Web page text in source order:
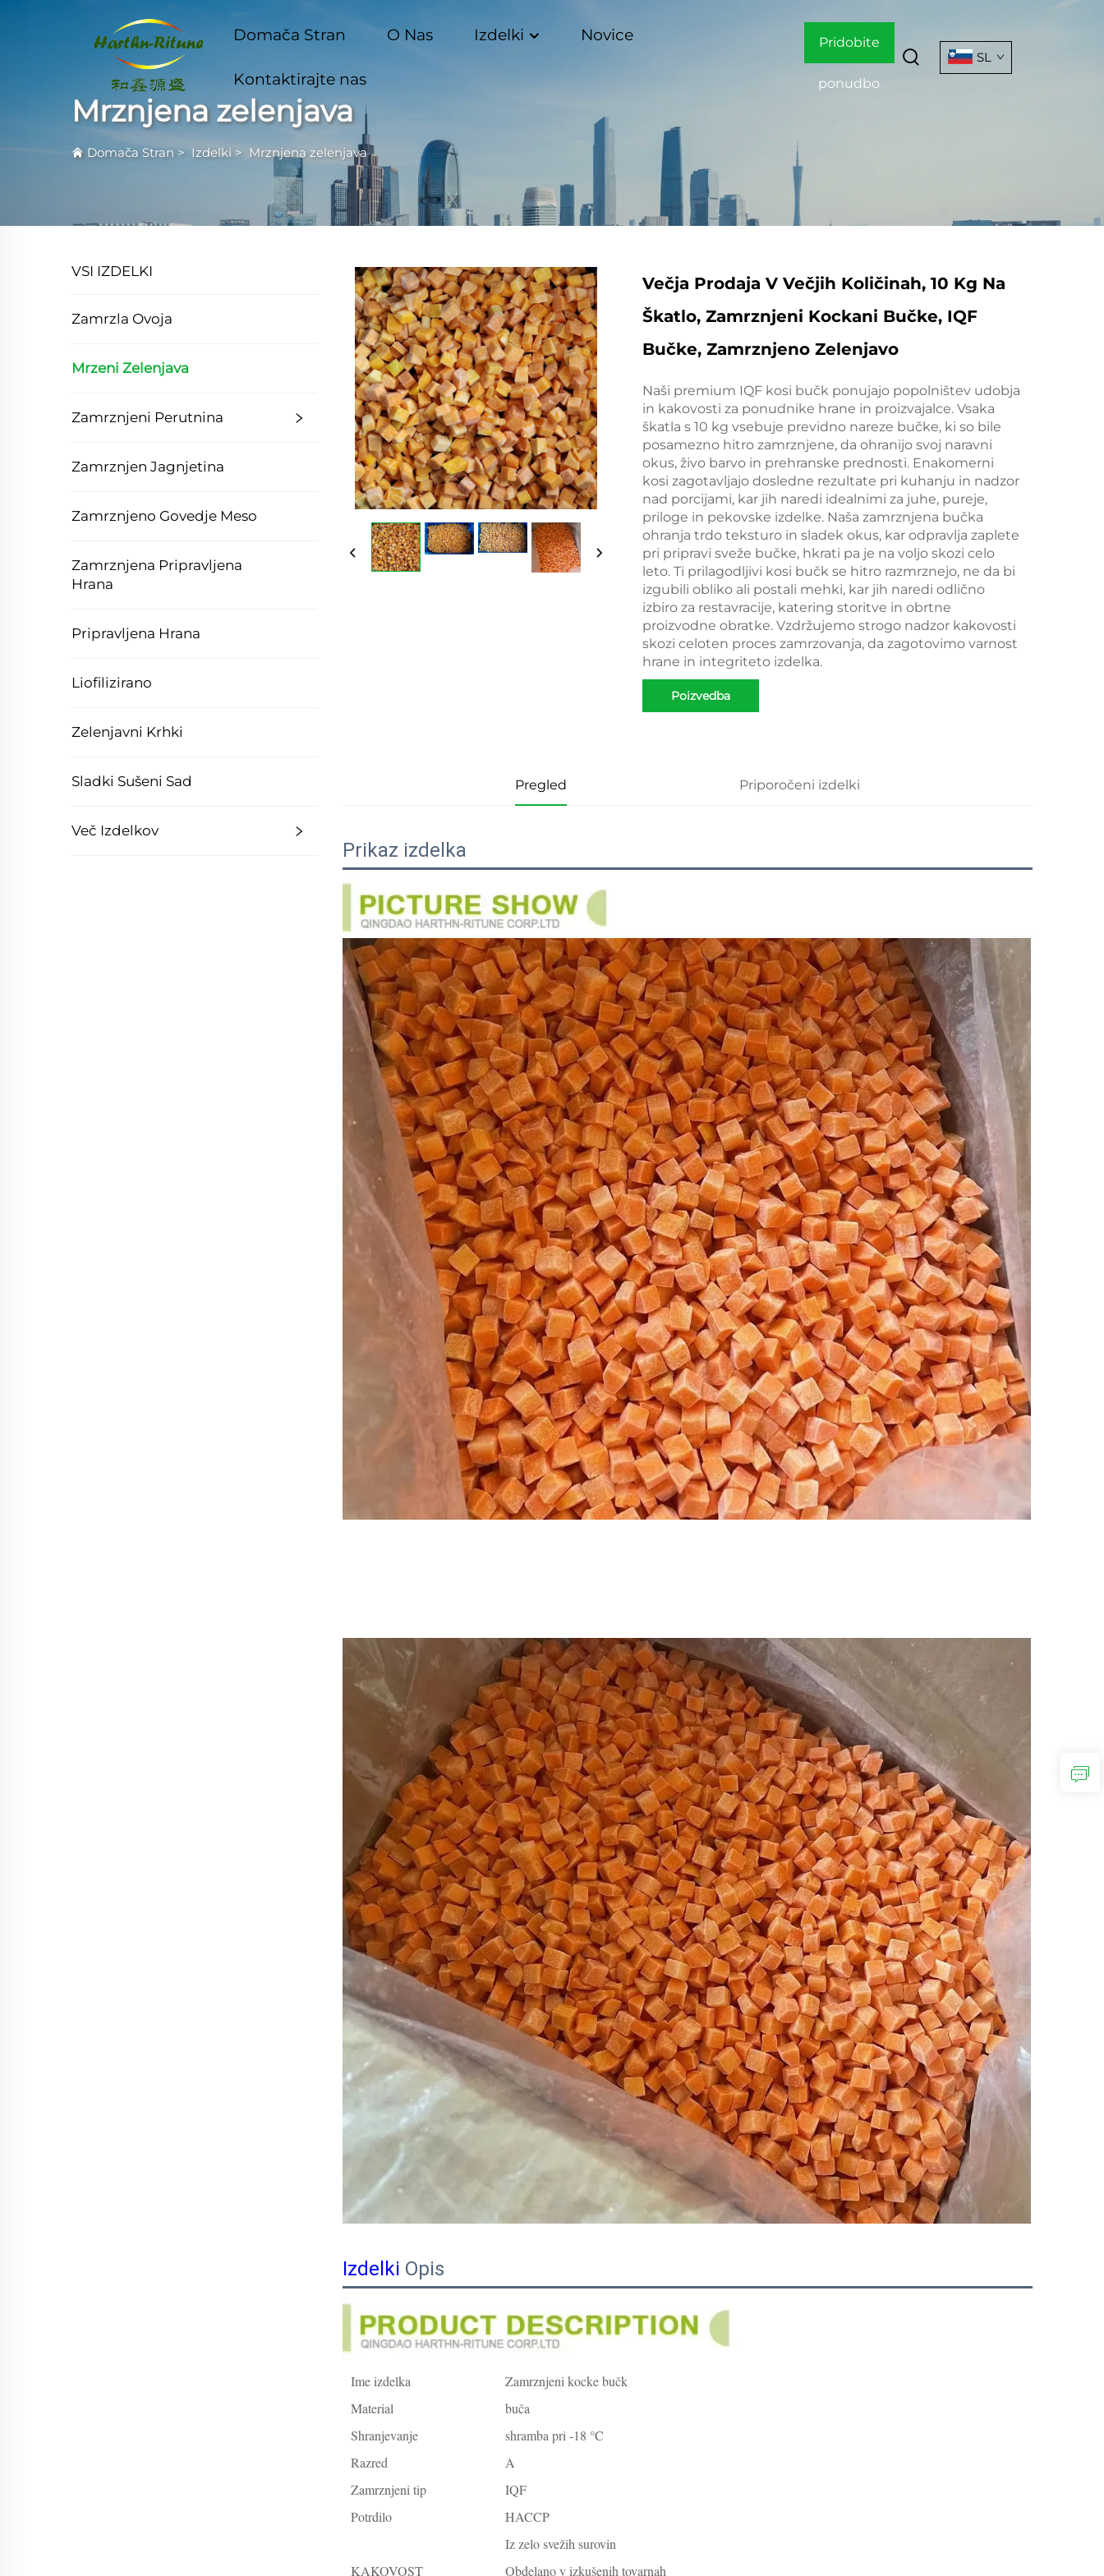
Domača Stran O Nas Izdelki Novice
Kontaktirajte nas
Pridobite
ponudbo
SL
Mrznjena zelenjava
Domača Stran > Izdelki > Mrznjena zelenjava
VSI IZDELKI
Zamrzla Ovoja
Mrzeni Zelenjava
Zamrznjeni Perutnina
Zamrznjen Jagnjetina
Zamrznjeno Govedje Meso
Zamrznjena Pripravljena
Hrana
Pripravljena Hrana
Liofilizirano
Zelenjavni Krhki
Sladki Sušeni Sad
Več Izdelkov
Večja Prodaja V Večjih Količinah, 10 Kg Na
Škatlo, Zamrznjeni Kockani Bučke, IQF
Bučke, Zamrznjeno Zelenjavo
Naši premium IQF kosi bučk ponujajo popolništev udobja
in kakovosti za ponudnike hrane in proizvajalce. Vsaka
škatla s 10 kg vsebuje previdno nareze bučke, ki so bile
posamezno hitro zamrznjene, da ohranijo svoj naravni
okus, živo barvo in prehranske prednosti. Enakomerni
kosi zagotavljajo dosledne rezultate pri kuhanju in nadzor
nad porcijami, kar jih naredi idealnimi za juhe, pureje,
priloge in pekovske izdelke. Naša zamrznjena bučka
ohranja trdo teksturo in sladek okus, kar odpravlja zaplete
pri pripravi sveže bučke, hkrati pa je na voljo skozi celo
leto. Ti prilagodljivi kosi bučk se hitro razmrznejo, ne da bi
izgubili obliko ali postali mehki, kar jih naredi odlično
izbiro za restavracije, katering storitve in obrtne
proizvodne obratke. Vzdržujemo strogo nadzor kakovosti
skozi celoten proces zamrzovanja, da zagotovimo varnost
hrane in integriteto izdelka.
Poizvedba
Pregled Priporočeni izdelki
Prikaz izdelka
Izdelki Opis
Ime izdelka
Zamrznjeni kocke bučk
Material
buča
Shranjevanje
shramba pri -18 °C
Razred
A
Zamrznjeni tip
IQF
Potrdilo
HACCP
KAKOVOST
Iz zelo svežih surovin
Obdelano v izkušenih tovarnah